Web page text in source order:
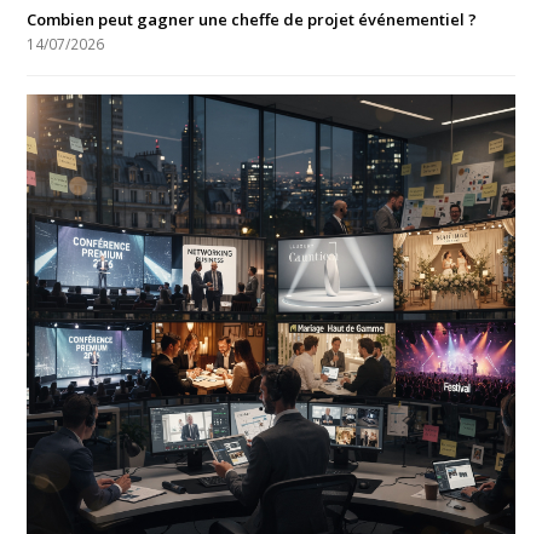
Combien peut gagner une cheffe de projet événementiel ?
14/07/2026